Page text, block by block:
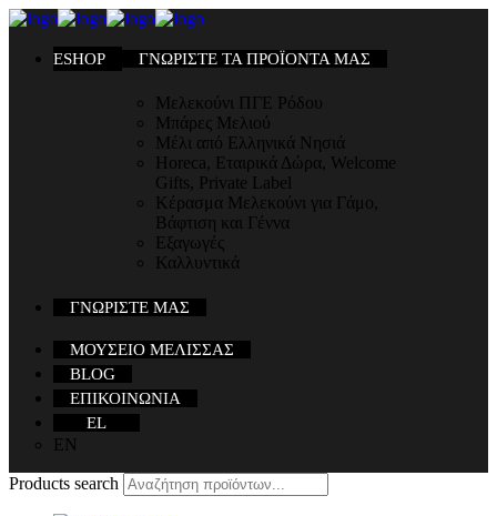
ESHOP ΓΝΩΡΙΣΤΕ ΤΑ ΠΡΟΪΟΝΤΑ ΜΑΣ
Μελεκούνι ΠΓΕ Ρόδου
Μπάρες Μελιού
Μέλι από Ελληνικά Νησιά
Horeca, Εταιρικά Δώρα, Welcome
Gifts, Private Label
Κέρασμα Μελεκούνι για Γάμο,
Βάφτιση και Γέννα
Εξαγωγές
Καλλυντικά
ΓΝΩΡΙΣΤΕ ΜΑΣ
ΜΟΥΣΕΙΟ ΜΕΛΙΣΣΑΣ
BLOG
ΕΠΙΚΟΙΝΩΝΙΑ
EL
EN
Products search